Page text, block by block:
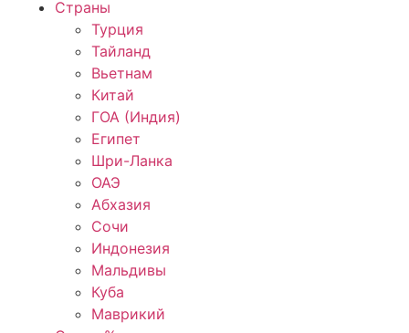
Страны
Турция
Тайланд
Вьетнам
Китай
ГОА (Индия)
Египет
Шри-Ланка
ОАЭ
Абхазия
Сочи
Индонезия
Мальдивы
Куба
Маврикий